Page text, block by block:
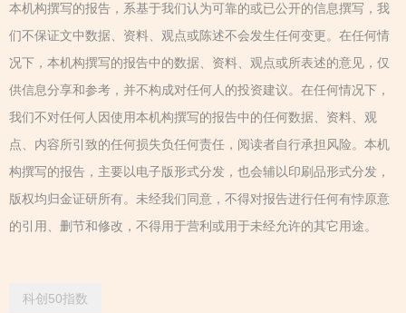
本机构撰写的报告，系基于我们认为可靠的或已公开的信息撰写，我
们不保证文中数据、资料、观点或陈述不会发生任何变更。在任何情
况下，本机构撰写的报告中的数据、资料、观点或所表述的意见，仅
供信息分享和参考，并不构成对任何人的投资建议。在任何情况下，
我们不对任何人因使用本机构撰写的报告中的任何数据、资料、观
点、内容所引致的任何损失负任何责任，阅读者自行承担风险。本机
构撰写的报告，主要以电子版形式分发，也会辅以印刷品形式分发，
版权均归金证研所有。未经我们同意，不得对报告进行任何有悖原意
的引用、删节和修改，不得用于营利或用于未经允许的其它用途。
科创50指数